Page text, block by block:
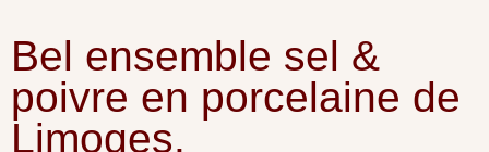
Bel ensemble sel &
poivre en porcelaine de
Limoges.